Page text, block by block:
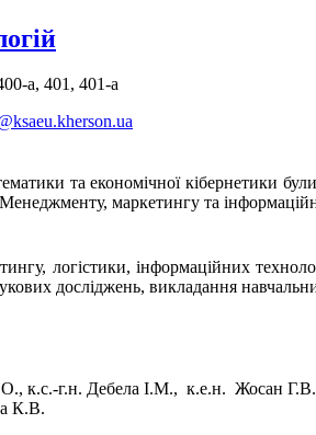
а, 401, 401-а
та економічної кібернетики
маркетингу та
логістики, інформаційних
досліджень, викладання
к.с.-г.н. Дебела І.М., к.е.н. Жосан
К.В.